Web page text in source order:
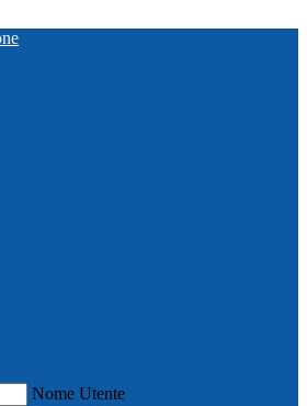
Nome Utente